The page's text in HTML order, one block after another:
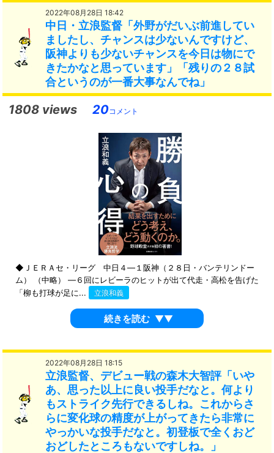
2022年08月28日 18:42
中日・立浪監督「外野がだいぶ前進してい
ましたし、チャンスは少ないんですけど、
阪神よりも少ないチャンスを今日は物にで
きたかなと思っています」「残りの２８試
合というのが一番大事なんでね」
1808 views 20コメント
◆ＪＥＲＡセ・リーグ 中日４―１阪神（２８日・バンテリンドー
ム） （中略） ―６回にレビーラのヒットが出て代走・高松を告げた
「柳も打球が足に...
立浪和義
続きを読む ▼▼
2022年08月28日 18:15
立浪監督、デビュー戦の森木大智評「いや
あ、思った以上に良い投手だなと。何より
もストライク先行できるしね。これからさ
らに変化球の精度が上がってきたら非常に
やっかいな投手だなと。初登板で全くおど
おどしたところもないですしね。」